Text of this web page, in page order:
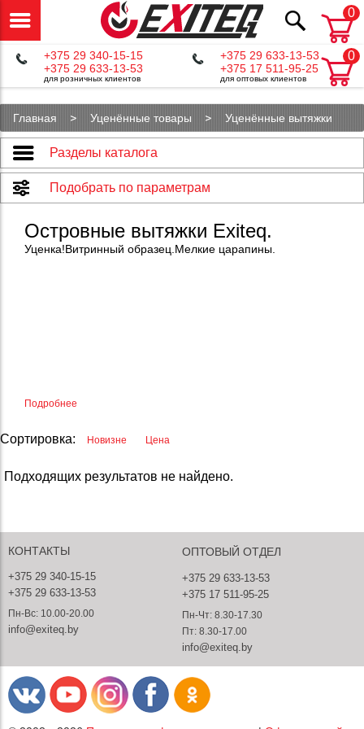
0
0
+375 29 340-15-15
+375 29 633-13-53
для розничных клиентов
+375 29 633-13-53
+375 17 511-95-25
для оптовых клиентов
Главная Уценённые товары Уценённые вытяжки
Разделы каталога
Подобрать по параметрам
Островные вытяжки Exiteq.
Уценка!Витринный образец.Мелкие царапины.
Подробнее
Сортировка: Новизне Цена
Подходящих результатов не найдено.
КОНТАКТЫ
+375 29 340-15-15
+375 29 633-13-53
Пн-Вс: 10.00-20.00
info@exiteq.by
ОПТОВЫЙ ОТДЕЛ
+375 29 633-13-53
+375 17 511-95-25
Пн-Чт: 8.30-17.30
Пт: 8.30-17.00
info@exiteq.by